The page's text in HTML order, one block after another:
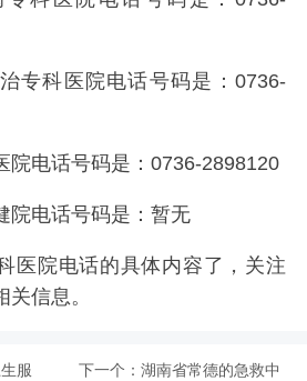
专科医院电话号码是： 0736-
电话号码是： 0736-2898120
电话号码是： 暂无
医院电话的具体内容了，关注
信息。
服 下一个： 湖南省常德的急救中